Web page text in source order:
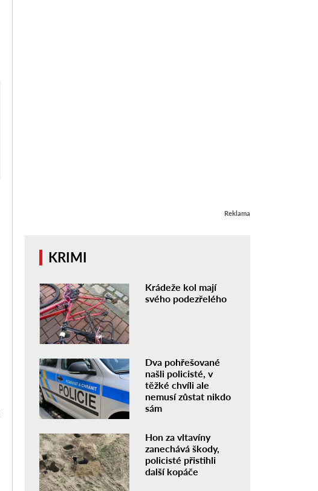
Reklama
KRIMI
Krádeže kol mají
svého podezřelého
Dva pohřešované
našli policisté, v
těžké chvíli ale
nemusí zůstat nikdo
sám
Hon za vltavíny
zanechává škody,
policisté přistihli
další kopáče